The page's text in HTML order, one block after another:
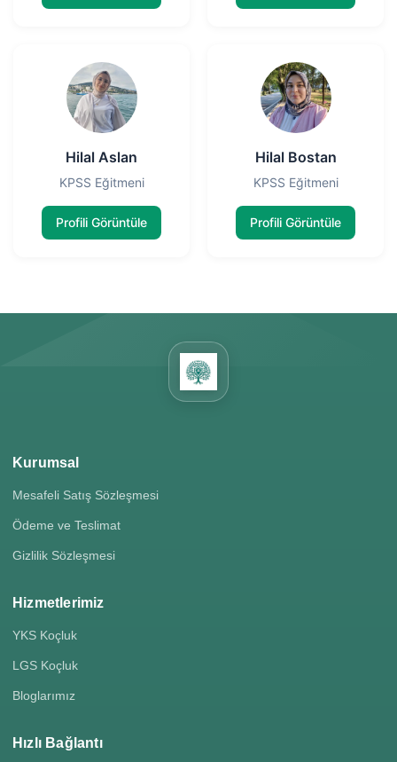
Hilal Aslan
KPSS Eğitmeni
Profili Görüntüle
Hilal Bostan
KPSS Eğitmeni
Profili Görüntüle
Kurumsal
Mesafeli Satış Sözleşmesi
Ödeme ve Teslimat
Gizlilik Sözleşmesi
Hizmetlerimiz
YKS Koçluk
LGS Koçluk
Bloglarımız
Hızlı Bağlantı